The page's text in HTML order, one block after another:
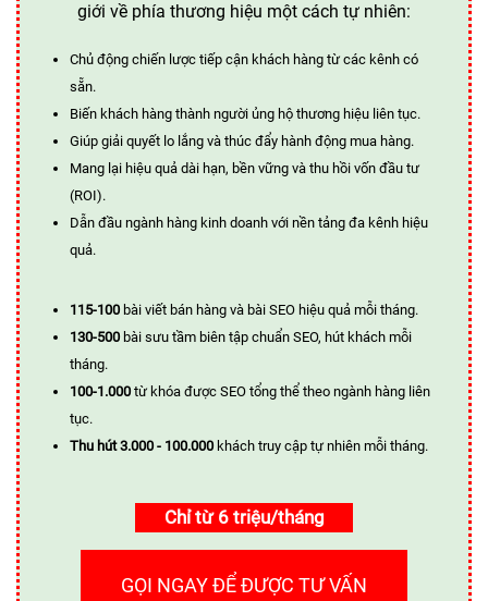
giới về phía thương hiệu một cách tự nhiên:
Chủ động chiến lược tiếp cận khách hàng từ các kênh có
sẵn.
Biến khách hàng thành người ủng hộ thương hiệu liên tục.
Giúp giải quyết lo lắng và thúc đẩy hành động mua hàng.
Mang lại hiệu quả dài hạn, bền vững và thu hồi vốn đầu tư
(ROI).
Dẫn đầu ngành hàng kinh doanh với nền tảng đa kênh hiệu
quả.
115-100 bài viết bán hàng và bài SEO hiệu quả mỗi tháng.
130-500 bài sưu tầm biên tập chuẩn SEO, hút khách mỗi
tháng.
100-1.000 từ khóa được SEO tổng thể theo ngành hàng liên
tục.
Thu hút 3.000 - 100.000 khách truy cập tự nhiên mỗi tháng.
Chỉ từ 6 triệu/tháng
GỌI NGAY ĐỂ ĐƯỢC TƯ VẤN